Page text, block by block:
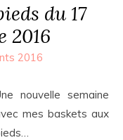
du 17
2016
2016
nouvelle semaine
mes baskets aux